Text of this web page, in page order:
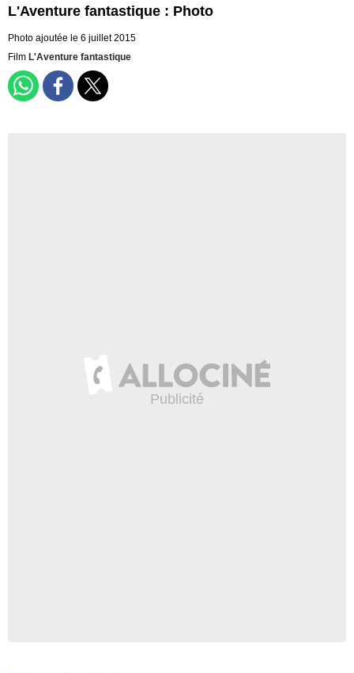
L'Aventure fantastique : Photo
Photo ajoutée le 6 juillet 2015
Film L'Aventure fantastique